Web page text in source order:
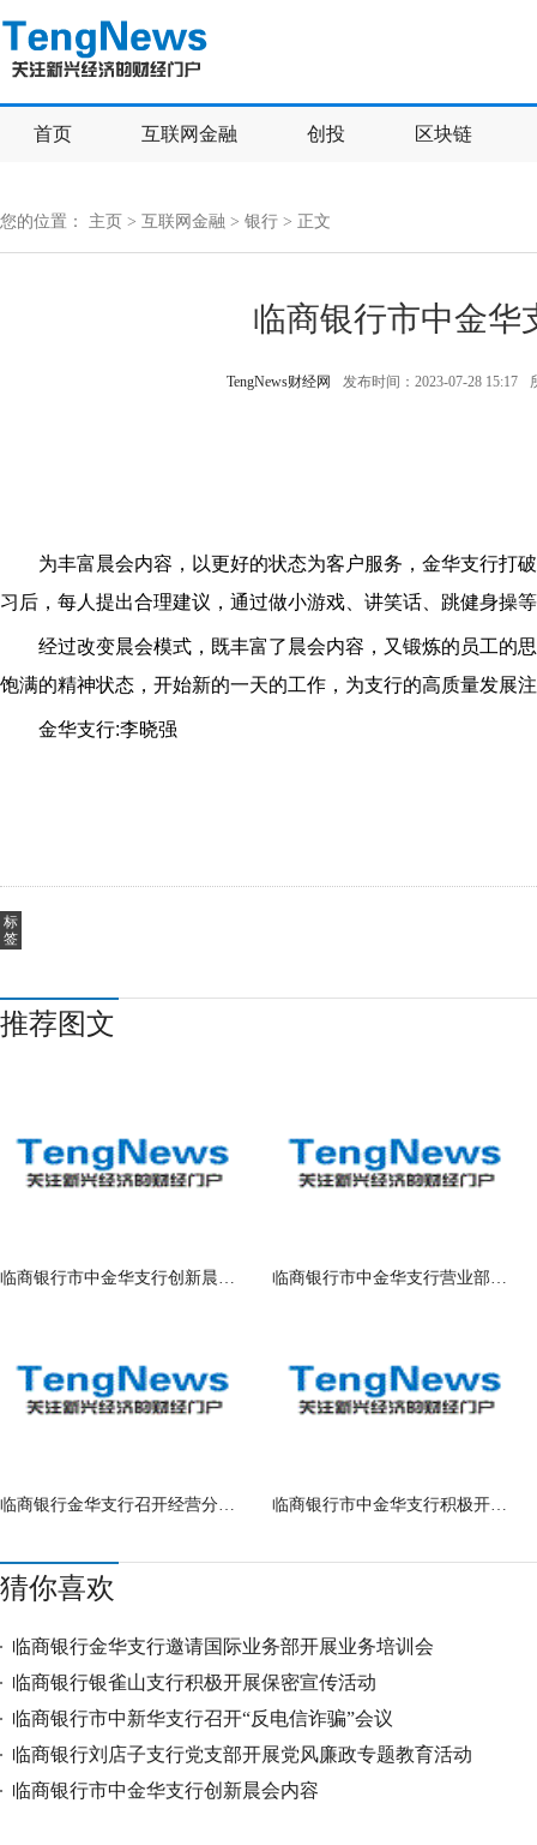
首页 互联网金融 创投 区块链
您的位置： 主页 > 互联网金融 > 银行 > 正文
临商银行市中金华
TengNews财经网 发布时间：2023-07-28 15:17
为丰富晨会内容，以更好的状态为客户服务，金华支行打
习后，每人提出合理建议，通过做小游戏、讲笑话、跳健身操
经过改变晨会模式，既丰富了晨会内容，又锻炼的员工的
饱满的精神状态，开始新的一天的工作，为支行的高质量发展
金华支行:李晓强
标
签
推荐图文
临商银行市中金华支行创新晨会内容 临商银行市中金华支行营业部召半年内控
临商银行金华支行召开经营分析及下半年 临商银行市中金华支行积极开展“防范金
猜你喜欢
临商银行金华支行邀请国际业务部开展业务培训会
临商银行银雀山支行积极开展保密宣传活动
临商银行市中新华支行召开“反电信诈骗”会议
临商银行刘店子支行党支部开展党风廉政专题教育活动
临商银行市中金华支行创新晨会内容